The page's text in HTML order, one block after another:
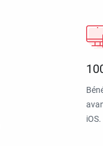
iOS.